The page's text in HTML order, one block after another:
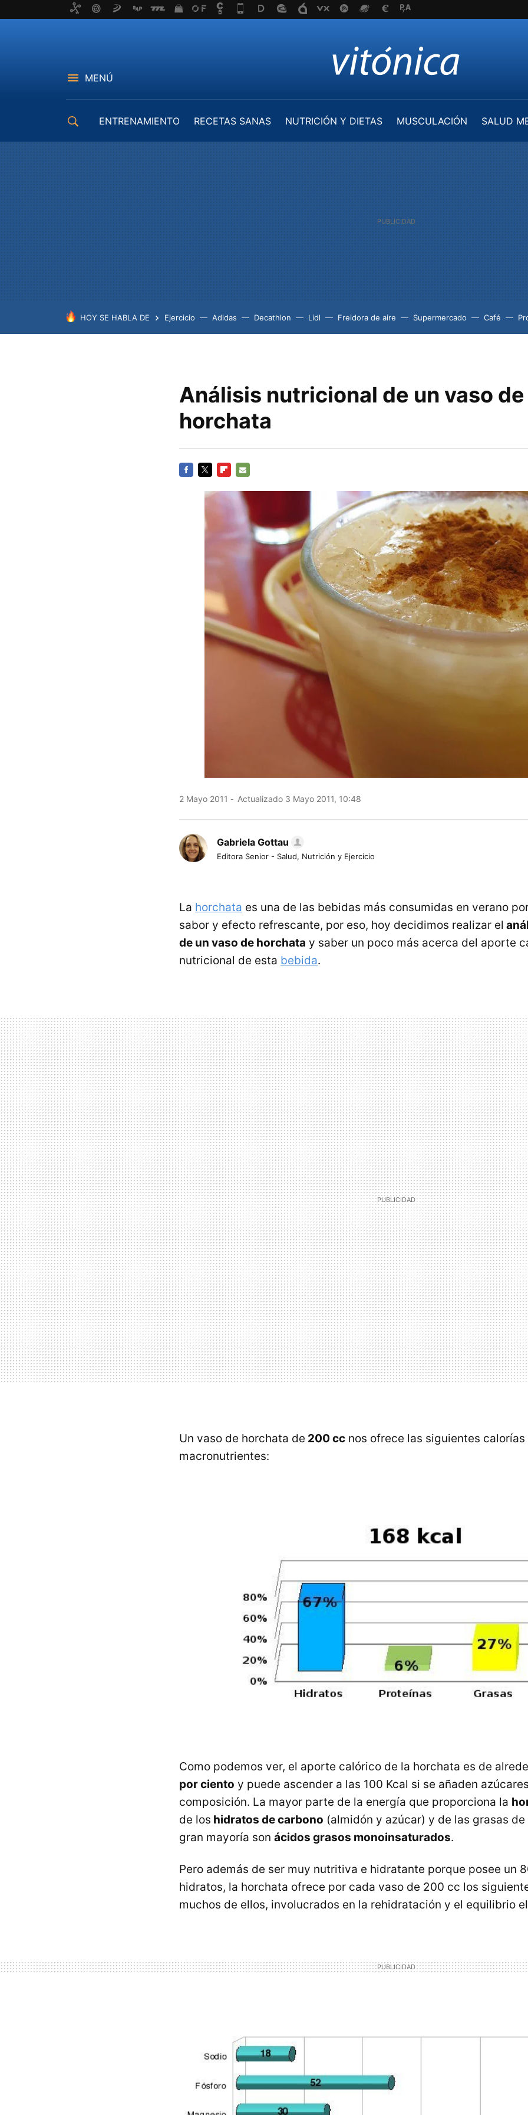
MENÚ
ENTRENAMIENTO RECETAS SANAS NUTRICIÓN Y DIETAS MUSCULACIÓN
SALUD
HOY SE HABLA DE Ejercicio Adidas Decathlon Lidl Freidora de aire Supermercado Café
Análisis nutricional de un vaso de
horchata
MAIL
2 Mayo 2011 Actualizado 3 Mayo 2011, 10:48
Gabriela Gottau
Editora Senior - Salud, Nutrición y Ejercicio
La horchata es una de las bebidas más consumidas en verano
sabor y efecto refrescante, por eso, hoy decidimos realizar el
de un vaso de horchata y saber un poco más acerca del aporte
nutricional de esta bebida.
Un vaso de horchata de 200 cc nos ofrece las siguientes calorías
macronutrientes:
Como podemos ver, el aporte calórico de la horchata es de
por ciento y puede ascender a las 100 Kcal si se añaden
composición. La mayor parte de la energía que proporciona la
de los hidratos de carbono (almidón y azúcar) y de las grasas
gran mayoría son ácidos grasos monoinsaturados.
Pero además de ser muy nutritiva e hidratante porque posee un
hidratos, la horchata ofrece por cada vaso de 200 cc los
muchos de ellos, involucrados en la rehidratación y el equilibrio